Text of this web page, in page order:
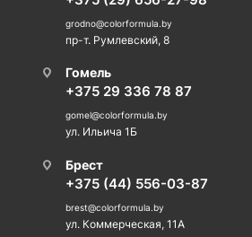
grodno@colorformula.by
пр-т. Румлевский, 8
Гомель
+375 29 336 78 87
gomel@colorformula.by
ул. Ильича 1Б
Брест
+375 (44) 556-03-87
brest@colorformula.by
ул. Коммерческая, 11А